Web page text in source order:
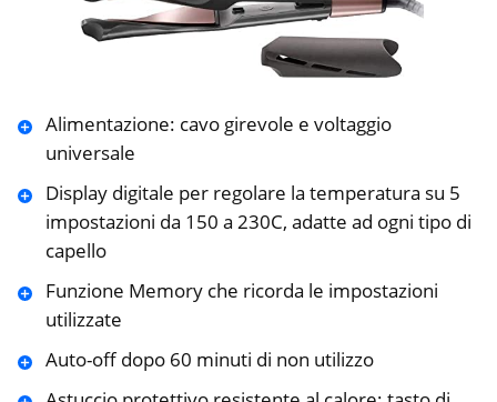
Alimentazione: cavo girevole e voltaggio
universale
Display digitale per regolare la temperatura su 5
impostazioni da 150 a 230C, adatte ad ogni tipo di
capello
Funzione Memory che ricorda le impostazioni
utilizzate
Auto-off dopo 60 minuti di non utilizzo